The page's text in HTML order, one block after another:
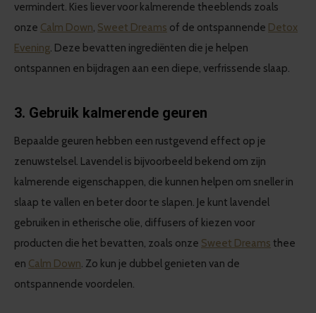
vermindert. Kies liever voor kalmerende theeblends zoals
onze Calm Down, Sweet Dreams of de ontspannende Detox
Evening. Deze bevatten ingrediënten die je helpen
ontspannen en bijdragen aan een diepe, verfrissende slaap.
3. Gebruik kalmerende geuren
Bepaalde geuren hebben een rustgevend effect op je
zenuwstelsel. Lavendel is bijvoorbeeld bekend om zijn
kalmerende eigenschappen, die kunnen helpen om sneller in
slaap te vallen en beter door te slapen. Je kunt lavendel
gebruiken in etherische olie, diffusers of kiezen voor
producten die het bevatten, zoals onze Sweet Dreams thee
en Calm Down. Zo kun je dubbel genieten van de
ontspannende voordelen.